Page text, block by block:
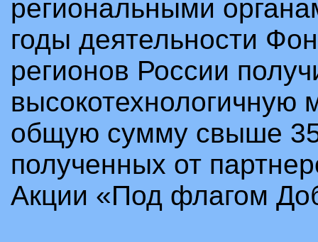
региональными
годы деятельности
регионов России
общую сумму свыше
полученных от
Акции «Под флагом